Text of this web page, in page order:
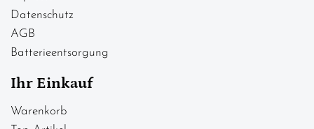
Datenschutz
AGB
Batterieentsorgung
Ihr Einkauf
Warenkorb